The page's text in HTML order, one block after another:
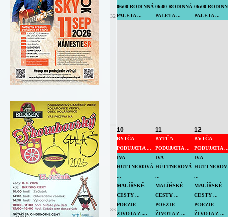
32
06:00 RODINNÁ
PALETA ...
06:00 RODINNÁ
PALETA ...
06:00
PALETA ...
33
10
BYTČA
PODUJATIA ...
IVA
HÜTTNEROVÁ
...
MALÍŘSKÉ
CESTY ...
POEZIE
ŽIVOTA Z ...
11
BYTČA
PODUJATIA ...
IVA
HÜTTNEROVÁ
...
MALÍŘSKÉ
CESTY ...
POEZIE
ŽIVOTA Z ...
12
BYTČA
PODUJATIA
IVA
...
MALÍŘSKÉ
CESTY ...
POEZIE
ŽIVOTA Z ...